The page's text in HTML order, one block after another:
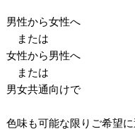
男性から女性へ
または
女性から男性へ
または
男女共通向けで
色味も可能な限りご希望